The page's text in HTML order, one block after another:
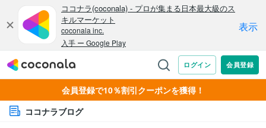
会員登録で10％割引クーポンを獲得！
ココナラブログ